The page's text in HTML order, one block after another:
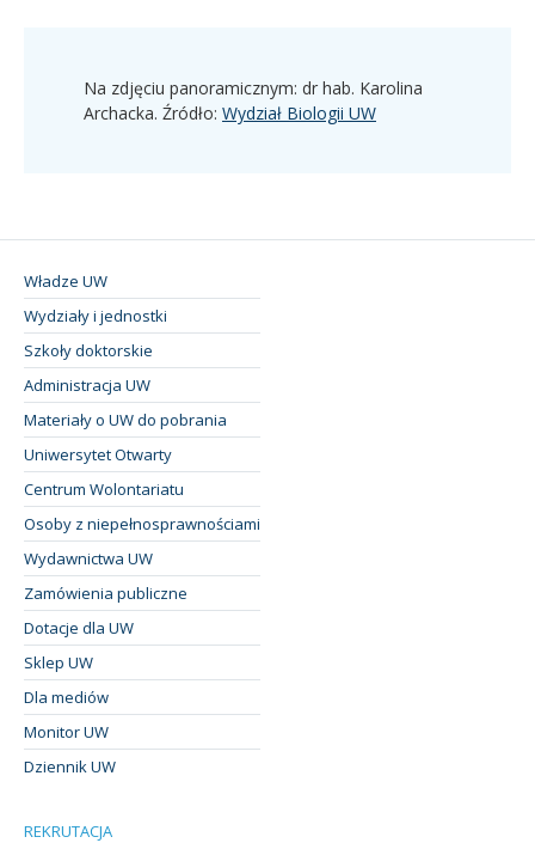
Na zdjęciu panoramicznym: dr hab. Karolina
Archacka. Źródło: Wydział Biologii UW
Władze UW
Wydziały i jednostki
Szkoły doktorskie
Administracja UW
Materiały o UW do pobrania
Uniwersytet Otwarty
Centrum Wolontariatu
Osoby z niepełnosprawnościami
Wydawnictwa UW
Zamówienia publiczne
Dotacje dla UW
Sklep UW
Dla mediów
Monitor UW
Dziennik UW
REKRUTACJA